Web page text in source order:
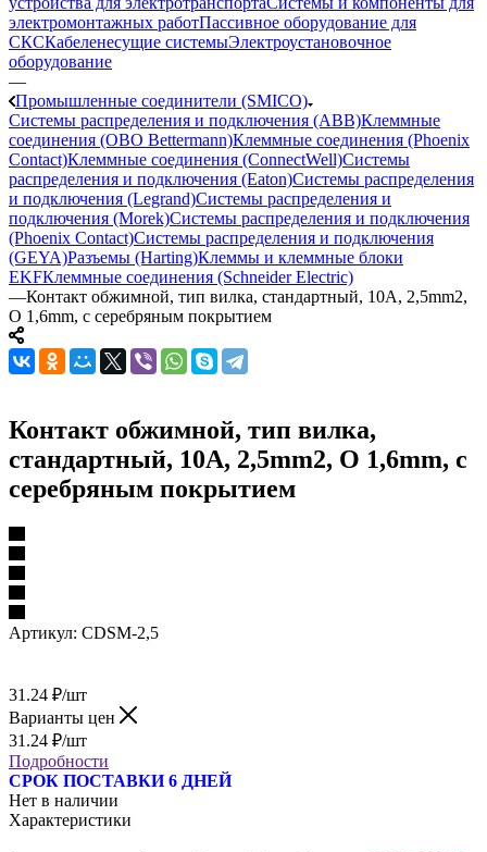
электромонтажных работПассивное оборудование для
СКСКабеленесущие системыЭлектроустановочное
оборудование
—
Промышленные соединители (SMICO)
Системы распределения и подключения (ABB)Клеммные
соединения (OBO Bettermann)Клеммные соединения (Phoenix
Contact)Клеммные соединения (ConnectWell)Системы
распределения и подключения (Eaton)Системы распределения
и подключения (Legrand)Системы распределения и
подключения (Morek)Системы распределения и подключения
(Phoenix Contact)Системы распределения и подключения
(GEYA)Разъемы (Harting)Клеммы и клеммные блоки
EKFКлеммные соединения (Schneider Electric)
—Контакт обжимной, тип вилка, стандартный, 10A, 2,5mm2,
O 1,6mm, с серебряным покрытием
Контакт обжимной, тип вилка,
стандартный, 10A, 2,5mm2, O 1,6mm, с
серебряным покрытием
Артикул: CDSM-2,5
31.24 ₽/шт
Варианты цен
31.24 ₽/шт
Подробности
СРОК ПОСТАВКИ 6 ДНЕЙ
Нет в наличии
Характеристики